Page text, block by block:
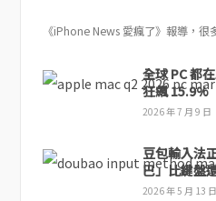
《iPhone News 愛瘋了》報導，很
全球 PC 都
狂飆 15.9%
2026 年 7 月 9 日
豆包輸入法
巴」比鍵盤
2026 年 5 月 13 日